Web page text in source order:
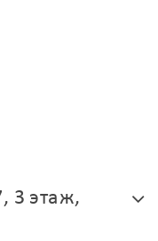
3 этаж,